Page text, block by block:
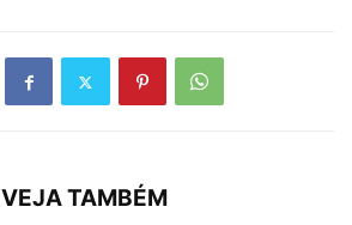
VEJA TAMBÉM